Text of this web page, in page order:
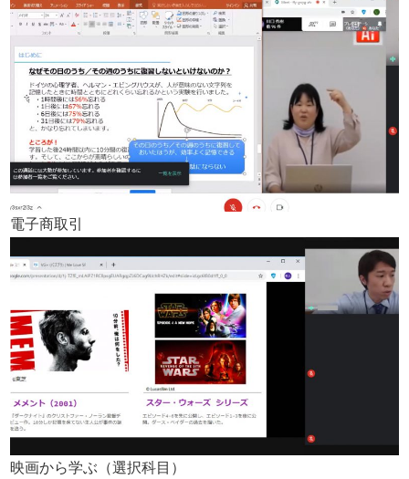
電子商取引
映画から学ぶ（選択科目）